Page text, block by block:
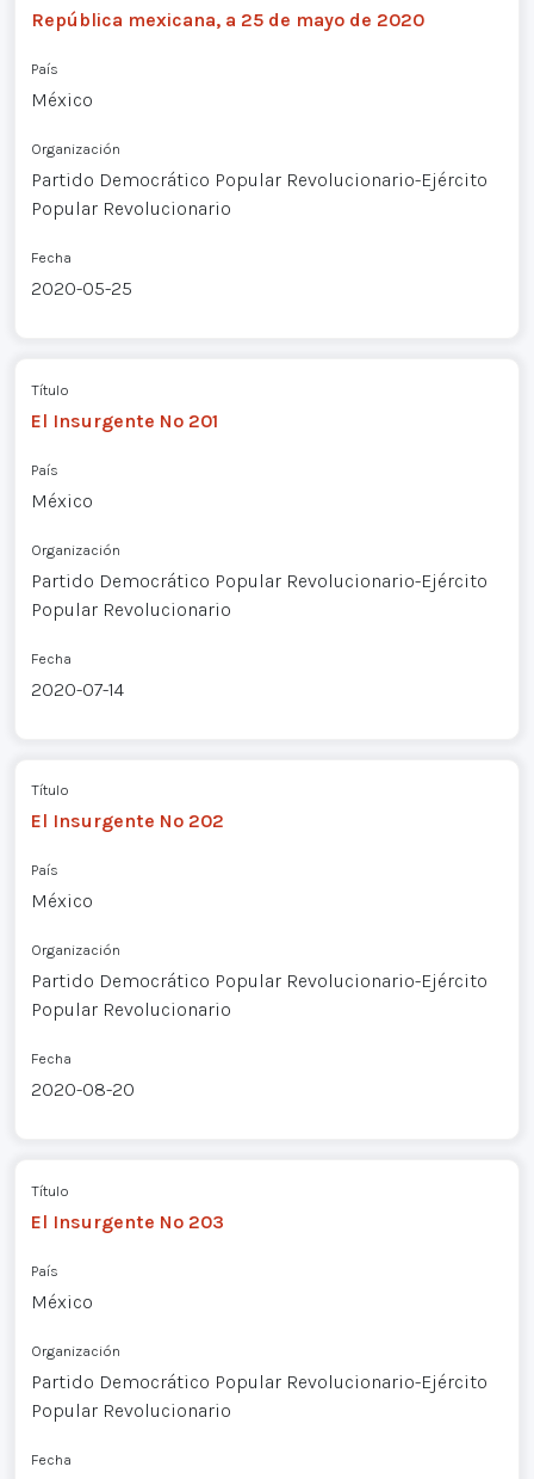
República mexicana, a 25 de mayo de 2020
País
México
Organización
Partido Democrático Popular Revolucionario-Ejército
Popular Revolucionario
Fecha
2020-05-25
Título
El Insurgente Nº 201
País
México
Organización
Partido Democrático Popular Revolucionario-Ejército
Popular Revolucionario
Fecha
2020-07-14
Título
El Insurgente Nº 202
País
México
Organización
Partido Democrático Popular Revolucionario-Ejército
Popular Revolucionario
Fecha
2020-08-20
Título
El Insurgente Nº 203
País
México
Organización
Partido Democrático Popular Revolucionario-Ejército
Popular Revolucionario
Fecha